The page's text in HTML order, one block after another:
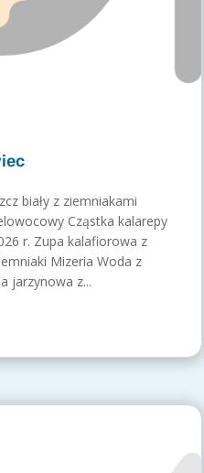
biały z ziemniakami
Cząstka kalarepy
r. Zupa kalafiorowa z
Mizeria Woda z
jarzynowa z...